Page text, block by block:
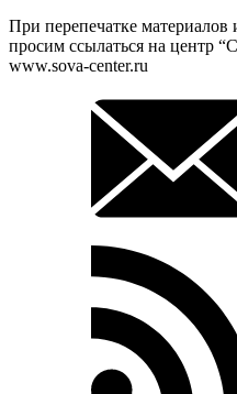
При перепечатке
просим ссылаться на центр
www.sova-center.ru